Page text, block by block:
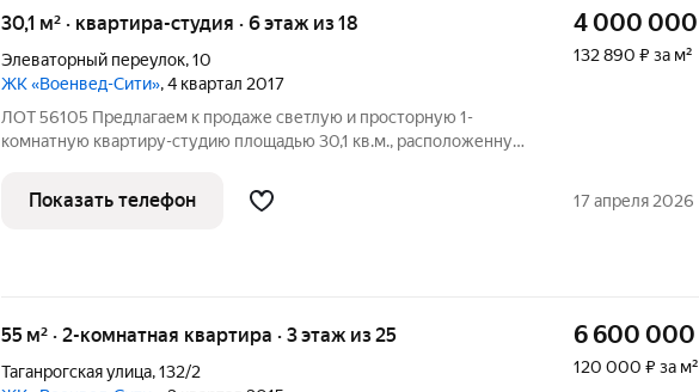
30,1 м² · квартира-студия · 6 этаж из 18
Элеваторный переулок,10
ЖК «Военвед-Сити», 4 квартал 2017
ЛОТ 56105 Предлагаем к продаже светлую и просторную 1-
комнатную квартиру-студию площадью 30,1 кв.м., расположенную
квартире: Функциональная студия, позволяющая максимально
эффективно
4 000 000
132 890 ₽ за м²
Показать телефон 17 апреля 2026
55 м² · 2-комнатная квартира · 3 этаж из 25
Таганрогская улица,132/2
6 600 000
120 000 ₽ за м²